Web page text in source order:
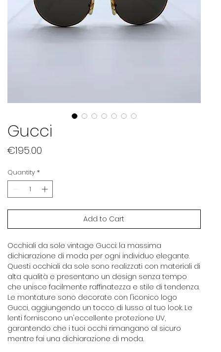
Gucci
€195.00
Quantity *
Add to Cart
Occhiali da sole vintage Gucci: la massima
dichiarazione di moda per ogni individuo elegante.
Questi occhiali da sole sono realizzati con materiali di
alta qualità e presentano un design senza tempo
che unisce facilmente raffinatezza e stile di tendenza.
Le montature sono decorate con l'iconico logo
Gucci, aggiungendo un tocco di lusso al tuo look. Le
lenti forniscono un'eccellente protezione UV,
garantendo che i tuoi occhi rimangano al sicuro
mentre fai una dichiarazione di moda.